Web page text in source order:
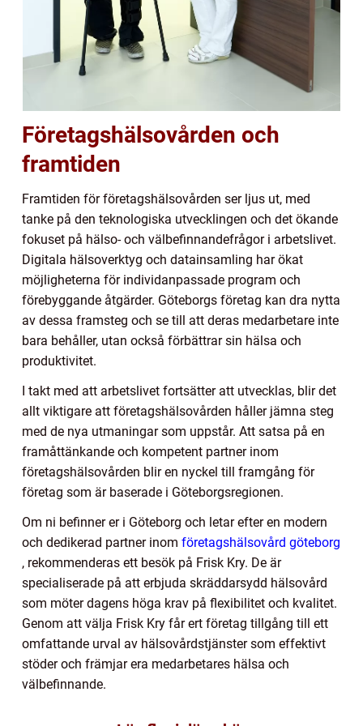
Företagshälsovården och
framtiden
Framtiden för företagshälsovården ser ljus ut, med
tanke på den teknologiska utvecklingen och det ökande
fokuset på hälso- och välbefinnandefrågor i arbetslivet.
Digitala hälsoverktyg och datainsamling har ökat
möjligheterna för individanpassade program och
förebyggande åtgärder. Göteborgs företag kan dra nytta
av dessa framsteg och se till att deras medarbetare inte
bara behåller, utan också förbättrar sin hälsa och
produktivitet.
I takt med att arbetslivet fortsätter att utvecklas, blir det
allt viktigare att företagshälsovården håller jämna steg
med de nya utmaningar som uppstår. Att satsa på en
framåttänkande och kompetent partner inom
företagshälsovården blir en nyckel till framgång för
företag som är baserade i Göteborgsregionen.
Om ni befinner er i Göteborg och letar efter en modern
och dedikerad partner inom företagshälsovård göteborg
, rekommenderas ett besök på Frisk Kry. De är
specialiserade på att erbjuda skräddarsydd hälsovård
som möter dagens höga krav på flexibilitet och kvalitet.
Genom att välja Frisk Kry får ert företag tillgång till ett
omfattande urval av hälsovårdstjänster som effektivt
stöder och främjar era medarbetares hälsa och
välbefinnande.